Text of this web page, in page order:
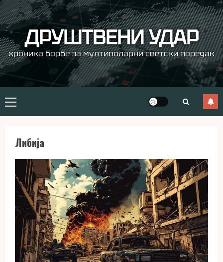
Skip
to
content ДРУШТВЕНИ УДАР
хроника борбе за мултиполарни светски поредак
Primary
Menu
Либија